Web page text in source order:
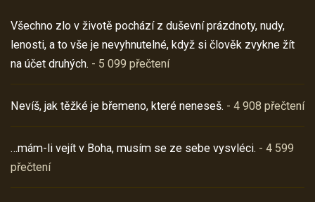
Všechno zlo v životě pochází z duševní prázdnoty, nudy,
lenosti, a to vše je nevyhnutelné, když si člověk zvykne žít
na účet druhých. - 5 099 přečtení
Nevíš, jak těžké je břemeno, které neneseš. - 4 908 přečtení
…mám-li vejít v Boha, musím se ze sebe vysvléci. - 4 599
přečtení